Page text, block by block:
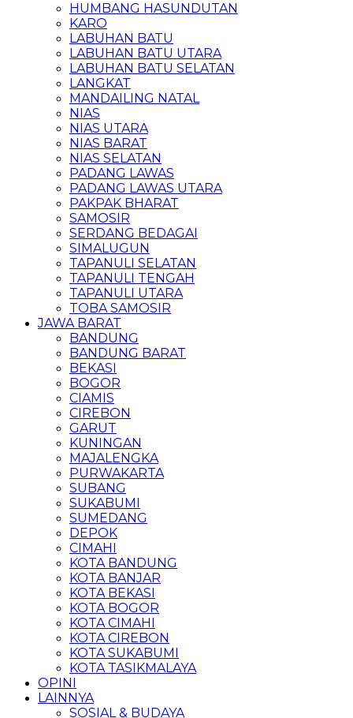
HUMBANG HASUNDUTAN
KARO
LABUHAN BATU
LABUHAN BATU UTARA
LABUHAN BATU SELATAN
LANGKAT
MANDAILING NATAL
NIAS
NIAS UTARA
NIAS BARAT
NIAS SELATAN
PADANG LAWAS
PADANG LAWAS UTARA
PAKPAK BHARAT
SAMOSIR
SERDANG BEDAGAI
SIMALUGUN
TAPANULI SELATAN
TAPANULI TENGAH
TAPANULI UTARA
TOBA SAMOSIR
JAWA BARAT
BANDUNG
BANDUNG BARAT
BEKASI
BOGOR
CIAMIS
CIREBON
GARUT
KUNINGAN
MAJALENGKA
PURWAKARTA
SUBANG
SUKABUMI
SUMEDANG
DEPOK
CIMAHI
KOTA BANDUNG
KOTA BANJAR
KOTA BEKASI
KOTA BOGOR
KOTA CIMAHI
KOTA CIREBON
KOTA SUKABUMI
KOTA TASIKMALAYA
OPINI
LAINNYA
SOSIAL & BUDAYA